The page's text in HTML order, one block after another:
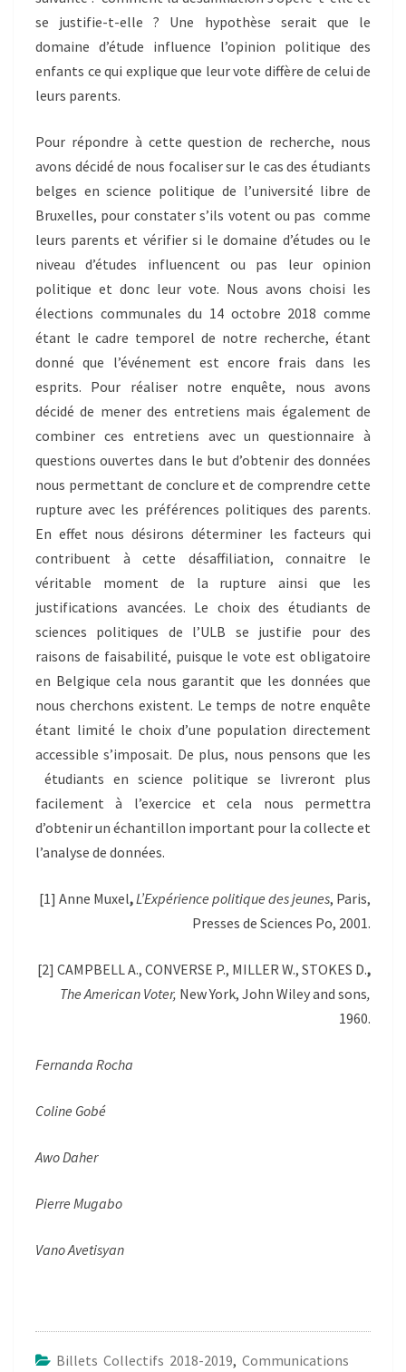
se justifie-t-elle ? Une hypothèse serait que le
domaine d’étude influence l’opinion politique des
enfants ce qui explique que leur vote diffère de celui de
leurs parents.
Pour répondre à cette question de recherche, nous
avons décidé de nous focaliser sur le cas des étudiants
belges en science politique de l’université libre de
Bruxelles, pour constater s’ils votent ou pas comme
leurs parents et vérifier si le domaine d’études ou le
niveau d’études influencent ou pas leur opinion
politique et donc leur vote. Nous avons choisi les
élections communales du 14 octobre 2018 comme
étant le cadre temporel de notre recherche, étant
donné que l’événement est encore frais dans les
esprits. Pour réaliser notre enquête, nous avons
décidé de mener des entretiens mais également de
combiner ces entretiens avec un questionnaire à
questions ouvertes dans le but d’obtenir des données
nous permettant de conclure et de comprendre cette
rupture avec les préférences politiques des parents.
En effet nous désirons déterminer les facteurs qui
contribuent à cette désaffiliation, connaitre le
véritable moment de la rupture ainsi que les
justifications avancées. Le choix des étudiants de
sciences politiques de l’ULB se justifie pour des
raisons de faisabilité, puisque le vote est obligatoire
en Belgique cela nous garantit que les données que
nous cherchons existent. Le temps de notre enquête
étant limité le choix d’une population directement
accessible s’imposait. De plus, nous pensons que les
étudiants en science politique se livreront plus
facilement à l’exercice et cela nous permettra
d’obtenir un échantillon important pour la collecte et
l’analyse de données.
[1] Anne Muxel,L’Expérience politique des jeunes, Paris,
Presses de Sciences Po, 2001.
[2] CAMPBELL A., CONVERSE P., MILLER W., STOKES D.,
The American Voter, New York, John Wiley and sons,
1960.
Fernanda Rocha
Coline Gobé
Awo Daher
Pierre Mugabo
Vano Avetisyan
Billets Collectifs 2018-2019, Communications